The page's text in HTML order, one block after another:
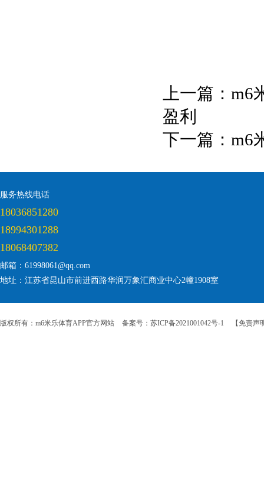
上一篇： m6
盈利
下一篇： m6
服务热线电话
18036851280
18994301288
18068407382
邮箱：61998061@qq.com
地址：江苏省昆山市前进西路华润万象汇商业中心2幢1908室
版权所有：m6米乐体育APP官方网站 备案号：苏ICP备2021001042号-1 【免责声